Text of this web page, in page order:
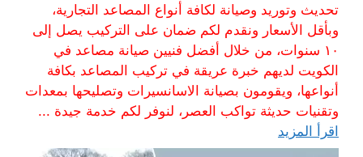
تحديث وتوريد وصيانة لكافة أنواع المصاعد التجارية،
وبأقل الأسعار ونقدم لكم ضمان على التركيب يصل إلى
١٠ سنوات، من خلال أفضل فنيين صيانة مصاعد في
الكويت لديهم خبرة عريقة في تركيب المصاعد بكافة
أنواعها، ويقومون بصيانة الاسانسيرات وتصليحها بمعدات
وتقنيات حديثة تواكب العصر، لنوفر لكم خدمة جيدة ...
اقرأ المزيد